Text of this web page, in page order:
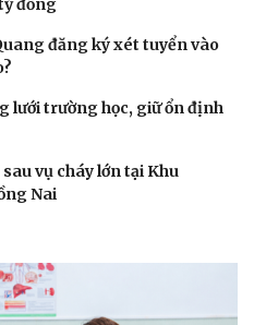
đồng
đăng ký xét tuyển vào
lưới trường học, giữ ổn định
vụ cháy lớn tại Khu
Nai